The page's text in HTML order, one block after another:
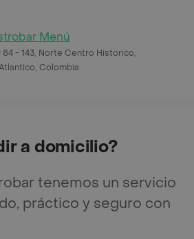
Menú
- 143, Norte Centro Historico,
Colombia
a domicilio?
tenemos un servicio
práctico y seguro con